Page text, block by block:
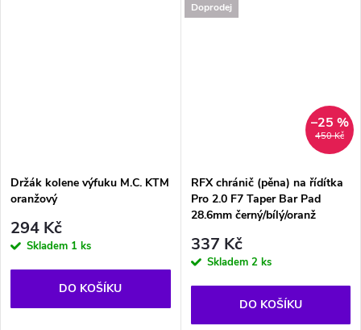
Držák kolene výfuku M.C. KTM
oranžový
294 Kč
Skladem 1 ks
DO KOŠÍKU
Doprodej
450 Kč
–25 %
RFX chránič (pěna) na řídítka
Pro 2.0 F7 Taper Bar Pad
28.6mm černý/bílý/oranž
337 Kč
Skladem 2 ks
DO KOŠÍKU